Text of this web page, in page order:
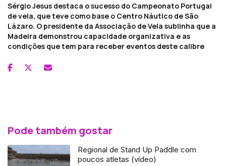
Sérgio Jesus destaca o sucesso do Campeonato Portugal
de vela, que teve como base o Centro Náutico de São
Lázaro. O presidente da Associação de Vela sublinha que a
Madeira demonstrou capacidade organizativa e as
condições que tem para receber eventos deste calibre
Pode também gostar
Regional de Stand Up Paddle com
poucos atletas (vídeo)